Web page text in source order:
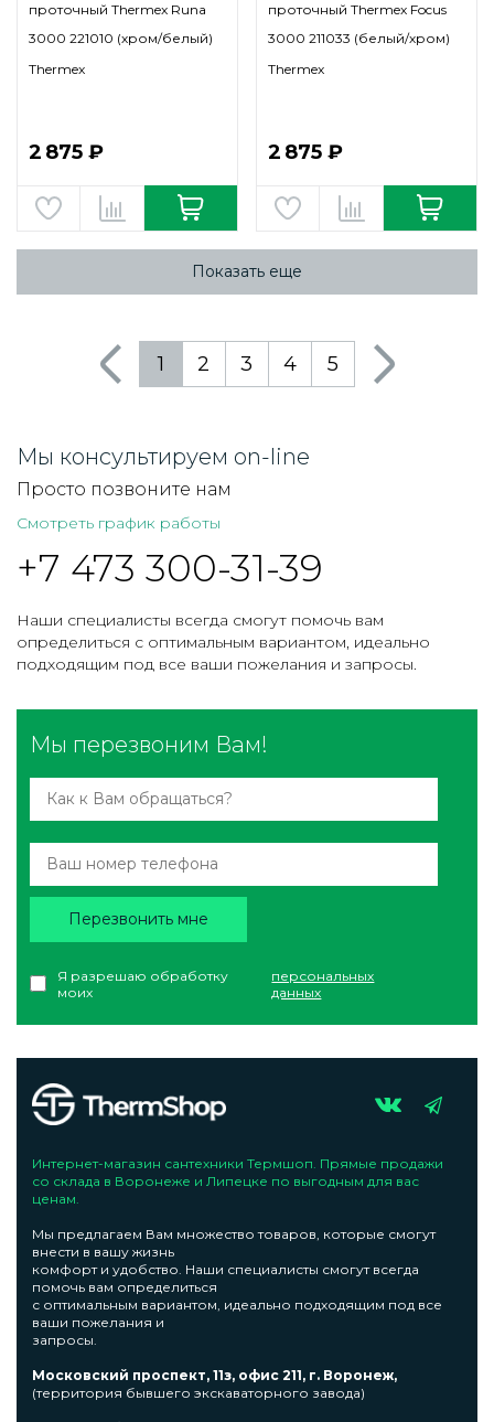
проточный Thermex Runa
3000 221010 (хром/белый)
Thermex
2 875 ₽
проточный Thermex Focus
3000 211033 (белый/хром)
Thermex
2 875 ₽
Показать еще
1 2 3 4 5
Мы консультируем on-line
Просто позвоните нам
Смотреть график работы
+7 473 300-31-39
Наши специалисты всегда смогут помочь вам
определиться с оптимальным вариантом, идеально
подходящим под все ваши пожелания и запросы.
Мы перезвоним Вам!
Я разрешаю обработку
моих
персональных
данных
Перезвонить мне
Интернет-магазин сантехники Термшоп. Прямые продажи
со склада в Воронеже и Липецке по выгодным для вас
ценам.
Мы предлагаем Вам множество товаров, которые смогут
внести в вашу жизнь
комфорт и удобство. Наши специалисты смогут всегда
помочь вам определиться
с оптимальным вариантом, идеально подходящим под все
ваши пожелания и
запросы.
Московский проспект, 11з, офис 211, г. Воронеж,
(территория бывшего экскаваторного завода)